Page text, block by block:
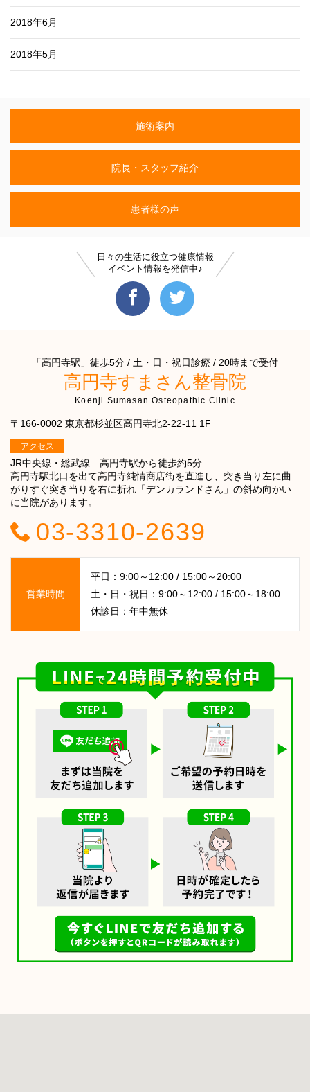
2018年6月
2018年5月
施術案内
院長・スタッフ紹介
患者様の声
日々の生活に役立つ健康情報
イベント情報を発信中♪
「高円寺駅」徒歩5分 / 土・日・祝日診療 / 20時まで受付
高円寺すまさん整骨院
Koenji Sumasan Osteopathic Clinic
〒166-0002 東京都杉並区高円寺北2-22-11 1F
アクセス
JR中央線・総武線 高円寺駅から徒歩約5分
高円寺駅北口を出て高円寺純情商店街を直進し、突き当り左に曲
がりすぐ突き当りを右に折れ「デンカランドさん」の斜め向かい
に当院があります。
03-3310-2639
営業時間
平日：9:00～12:00 / 15:00～20:00
土・日・祝日：9:00～12:00 / 15:00～18:00
休診日：年中無休